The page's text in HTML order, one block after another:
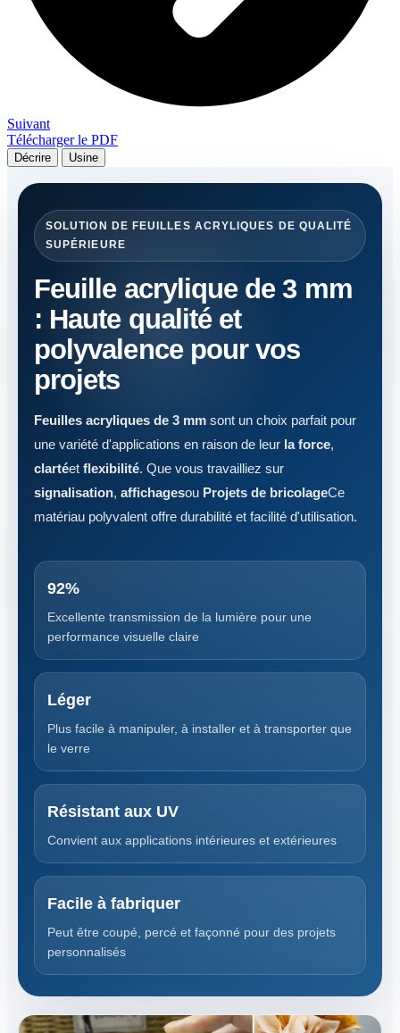
Suivant
Télécharger le PDF
Décrire Usine
SOLUTION DE FEUILLES ACRYLIQUES DE QUALITÉ
SUPÉRIEURE
Feuille acrylique de 3 mm
: Haute qualité et
polyvalence pour vos
projets
Feuilles acryliques de 3 mm sont un choix parfait pour
une variété d'applications en raison de leur la force,
clartéet flexibilité. Que vous travailliez sur
signalisation, affichagesou Projets de bricolageCe
matériau polyvalent offre durabilité et facilité d'utilisation.
92%
Excellente transmission de la lumière pour une
performance visuelle claire
Léger
Plus facile à manipuler, à installer et à transporter que
le verre
Résistant aux UV
Convient aux applications intérieures et extérieures
Facile à fabriquer
Peut être coupé, percé et façonné pour des projets
personnalisés